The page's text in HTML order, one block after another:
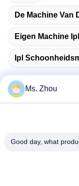
De Machine Van
Eigen Machine Ipl
Ipl
Adres
Ms. Zhou
Good day, what